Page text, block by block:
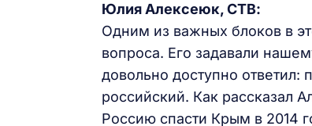
Юлия Алексеюк, СТВ:
Одним из важных блоков в
вопроса. Его задавали
довольно доступно
российский. Как рассказал
Россию спасти Крым в 2014